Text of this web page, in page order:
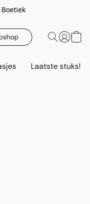
Laatste stuks!